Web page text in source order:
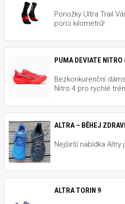
Ponožky Ultra Trail
porci kilometrů!
PUMA DEVIATE NITRO
Bezkonkurenční
Nitro 4 pro rychlé
ALTRA – BĚHEJ
Nejširší nabídka Altry
ALTRA TORIN 9